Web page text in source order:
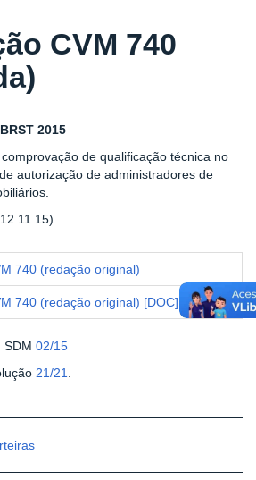
CVM 740
2015
de qualificação técnica no
autorização de administradores de
740 (redação original)
740 (redação original) [DOC]
SDM 02/15
21/21